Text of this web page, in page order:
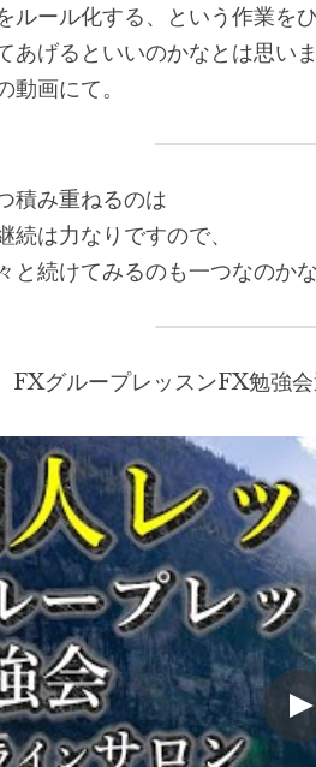
ルール化する、という作業を
あげるといいのかなとは思いま
動画にて。
積み重ねるのは
続は力なりですので、
と続けてみるのも一つなのか
FXグループレッスンFX勉強